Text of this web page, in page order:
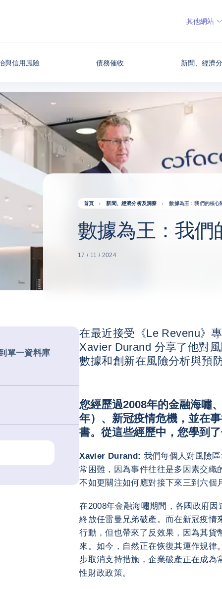
與信用風險 債務催收 新聞、經濟
其他網站
首頁 新聞、經濟分析及洞察 數據為王：我們的核心
數據為王：我們
17 / 11 / 2024
單一資料庫
在最近接受《Le Revenu》
Xavier Durand 分享了他對
數據和創新在風險分析與預
您經歷過2008年的金融海嘯
年）、新冠疫情危機，並在
書。從這些經歷中，您學到
Xavier Durand: 我們每個人對風險
常困難，因為事件往往是多因素交織
不如更關注如何應對接下來三到六個
在2008年金融海嘯期間，各國政府
終放任雷曼兄弟破產。而在新冠疫情
行動，但也帶來了反效果，因為其貨
來。如今，自然正在恢復其運作規律
步取消支持措施，企業破產正在成為
性財政政策。